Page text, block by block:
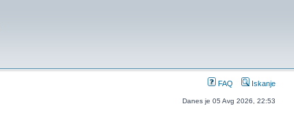
FAQ Iskanje
Danes je 05 Avg 2026, 22:53